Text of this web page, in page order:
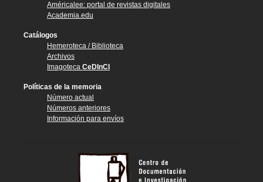
Américalee: portal de revistas digitales
Academia.edu
Catálogos
Hemeroteca / Biblioteca
Archivos
Imagoteca CeDInCI
Políticas de la memoria
Número actual
Números anteriores
Información para envíos